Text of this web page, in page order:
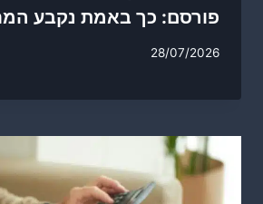
פורסם: כך באמת נקבע
28/07/2026